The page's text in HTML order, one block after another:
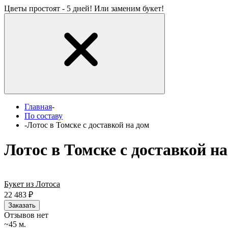
Цветы простоят - 5 дней! Или заменим букет!
Главная-
По составу
-Лотос в Томске с доставкой на дом
Лотос в Томске с доставкой
Букет из Лотоса
22 483 ₽
Заказать
Отзывов нет
~45 м.